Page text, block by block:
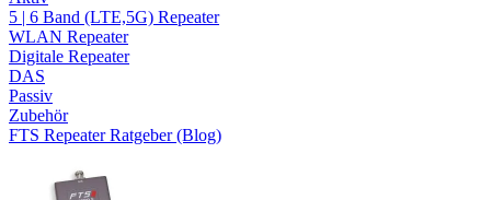
5 | 6 Band (LTE,5G) Repeater
WLAN Repeater
Digitale Repeater
DAS
Passiv
Zubehör
FTS Repeater Ratgeber (Blog)